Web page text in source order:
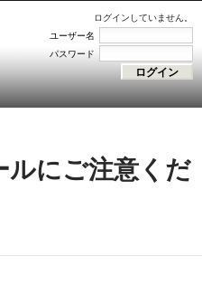
ログインしていません。
ユーザー名
パスワード
ルにご注意くだ